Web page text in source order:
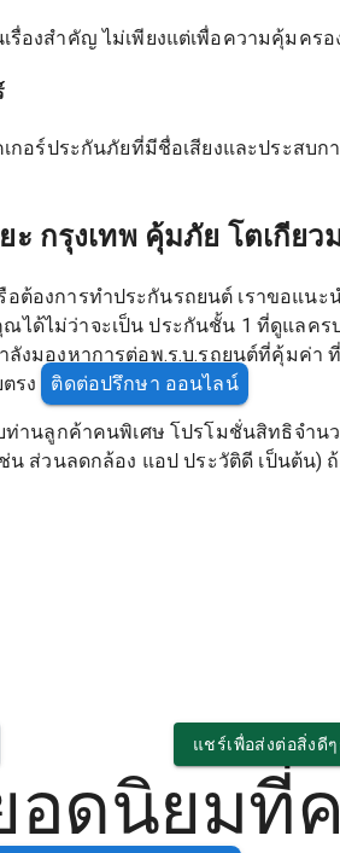
รื่องสำคัญ ไม่เพียงแต่เพื่อความคุ้มค
เกอร์ประกันภัยที่มีชื่อเสียงและประส
กรุงเทพ คุ้มภัย โตเกียว
ต้องการทำประกันรถยนต์ เราขอแน
ด้ไม่ว่าจะเป็น ประกันชั้น 1 ที่ดูแลค
งมองหาการต่อพ.ร.บ.รถยนต์ที่คุ้มค่า
รง ติดต่อปรึกษา ออนไลน์
านลูกค้าคนพิเศษ โปรโมชั่นสิทธิจำน
น ส่วนลดกล้อง แอป ประวัติดี เป็นต้น
แชร์เพื่อส่งต่อสิ่งดี
อดนิยมที่